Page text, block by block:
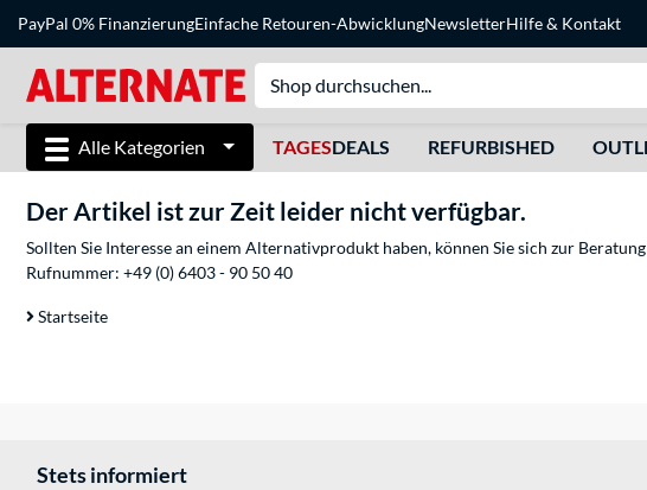
PayPal 0% FinanzierungEinfache Retouren-AbwicklungNewsletterHilfe& Kontakt
Alle Kategorien TAGESDEALS REFURBISHED
Der Artikel ist zur Zeit leider nicht verfügbar.
Sollten Sie Interesse an einem Alternativprodukt haben, können Sie sich zur
Rufnummer: +49 (0) 6403 - 90 50 40
Startseite
Stets informiert